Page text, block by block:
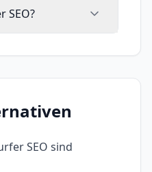
SEO?
SEO sind